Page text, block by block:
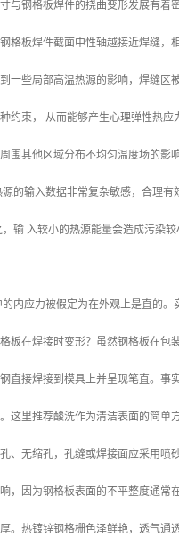
钢格板焊件的挠曲变形发展有
板焊件截面中性轴越接近焊缝，
些局部高温热源的影响，焊缝区
束， 从而能够产生心理弹性热
其他区域分布不均匀温度场的影
的输入数据非常复杂敏感，合理
输 入较小的热源能量会造成污染
内应力被假定为在外观上是直的
在焊接时变形？虽然钢格板在包
接焊接到模具上并呈现笔直。事
里推荐酸洗作为清洁表面的简单
无缩孔，孔缝或焊接面应采用喷
因为钢格板表面的不平整度通常
热镀锌钢格栅色泽鲜艳，透气通